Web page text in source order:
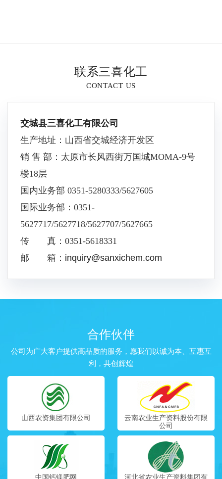
联系三喜化工
CONTACT US
交城县三喜化工有限公司
生产地址：山西省交城经济开发区
销 售 部：太原市长风西街万国城MOMA-9号
楼18层
国内业务部 0351-5280333/5627605
国际业务部：0351-
5627717/5627718/5627707/5627665
传 真：0351-5618331
邮 箱： inquiry@sanxichem.com
合作伙伴
公司为广大客户提供高品质的服务，愿我们以诚为本、互惠互
利，共创辉煌
山西农资集团有限公司
云南农业生产资料股份有限
公司
中国钙镁肥网 河北省农业生产资料集团有